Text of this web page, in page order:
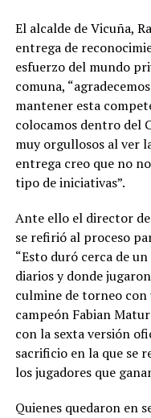
El alcalde de Vicuña,
entrega de
esfuerzo del mundo
comuna,
mantener esta
colocamos dentro del
muy orgullosos al ver
entrega creo que no
tipo de iniciativas”.
Ante ello el director
se refirió al proceso
“Esto duró cerca de
diarios y donde
culmine de torneo
campeón Fabian
con la sexta versión
sacrificio en la que se
los jugadores que
Quienes quedaron en